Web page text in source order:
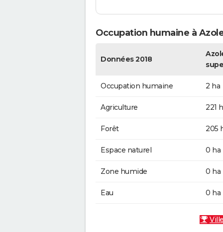
Occupation humaine à
Données 2018
Occupation humaine 2 ha
Agriculture 221
Forêt 205
Espace naturel 0 ha
Zone humide 0 ha
Eau 0 ha